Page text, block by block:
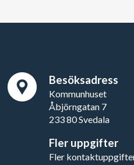
Besöksadress
Kommunhuset
Åbjörngatan 7
233 80 Svedala
Fler uppgifter
Fler